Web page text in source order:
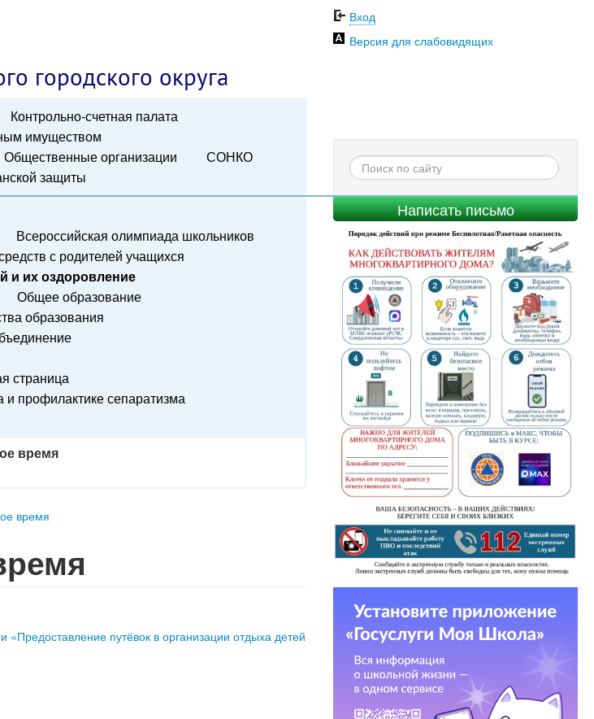
городского округа
Контрольно-счетная палата
имуществом
Общественные организации
СОНКО
защиты
Вход
Версия для слабовидящих
Написать письмо
Всероссийская олимпиада школьников
с родителей учащихся
и их оздоровление
Общее образование
образования
страница
профилактике сепаратизма
время
время
путёвок в организации отдыха детей